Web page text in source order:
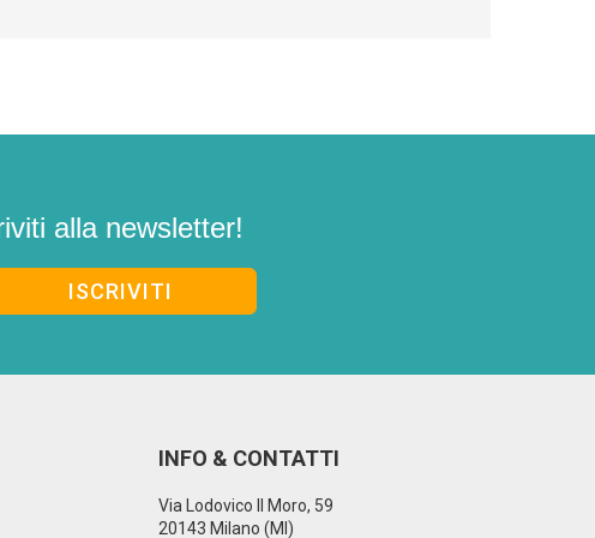
alla newsletter!
INFO & CONTATTI
Via Lodovico Il Moro, 59
20143 Milano (MI)